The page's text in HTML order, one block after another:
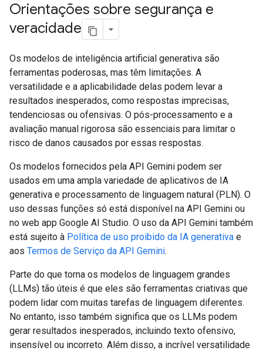
Orientações sobre segurança e
veracidade
Os modelos de inteligência artificial generativa são
ferramentas poderosas, mas têm limitações. A
versatilidade e a aplicabilidade delas podem levar a
resultados inesperados, como respostas imprecisas,
tendenciosas ou ofensivas. O pós-processamento e a
avaliação manual rigorosa são essenciais para limitar o
risco de danos causados por essas respostas.
Os modelos fornecidos pela API Gemini podem ser
usados em uma ampla variedade de aplicativos de IA
generativa e processamento de linguagem natural (PLN). O
uso dessas funções só está disponível na API Gemini ou
no web app Google AI Studio. O uso da API Gemini também
está sujeito à Política de uso proibido da IA generativa e
aos Termos de Serviço da API Gemini.
Parte do que torna os modelos de linguagem grandes
(LLMs) tão úteis é que eles são ferramentas criativas que
podem lidar com muitas tarefas de linguagem diferentes.
No entanto, isso também significa que os LLMs podem
gerar resultados inesperados, incluindo texto ofensivo,
insensível ou incorreto. Além disso, a incrível versatilidade